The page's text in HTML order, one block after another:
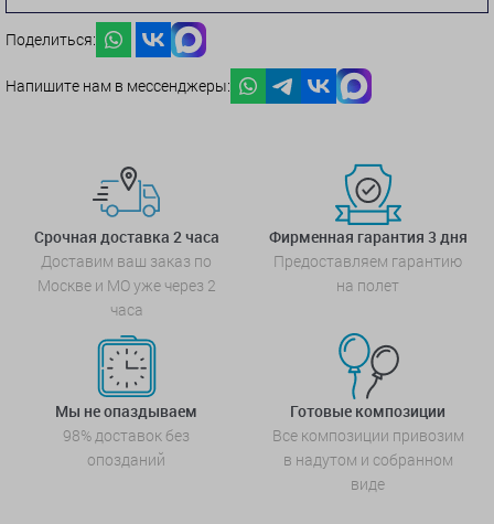
Поделиться:
Напишите нам в мессенджеры:
Срочная доставка 2 часа
Доставим ваш заказ по
Москве и МО уже через 2
часа
Фирменная гарантия 3 дня
Предоставляем гарантию
на полет
Мы не опаздываем
98% доставок без
опозданий
Готовые композиции
Все композиции привозим
в надутом и собранном
виде